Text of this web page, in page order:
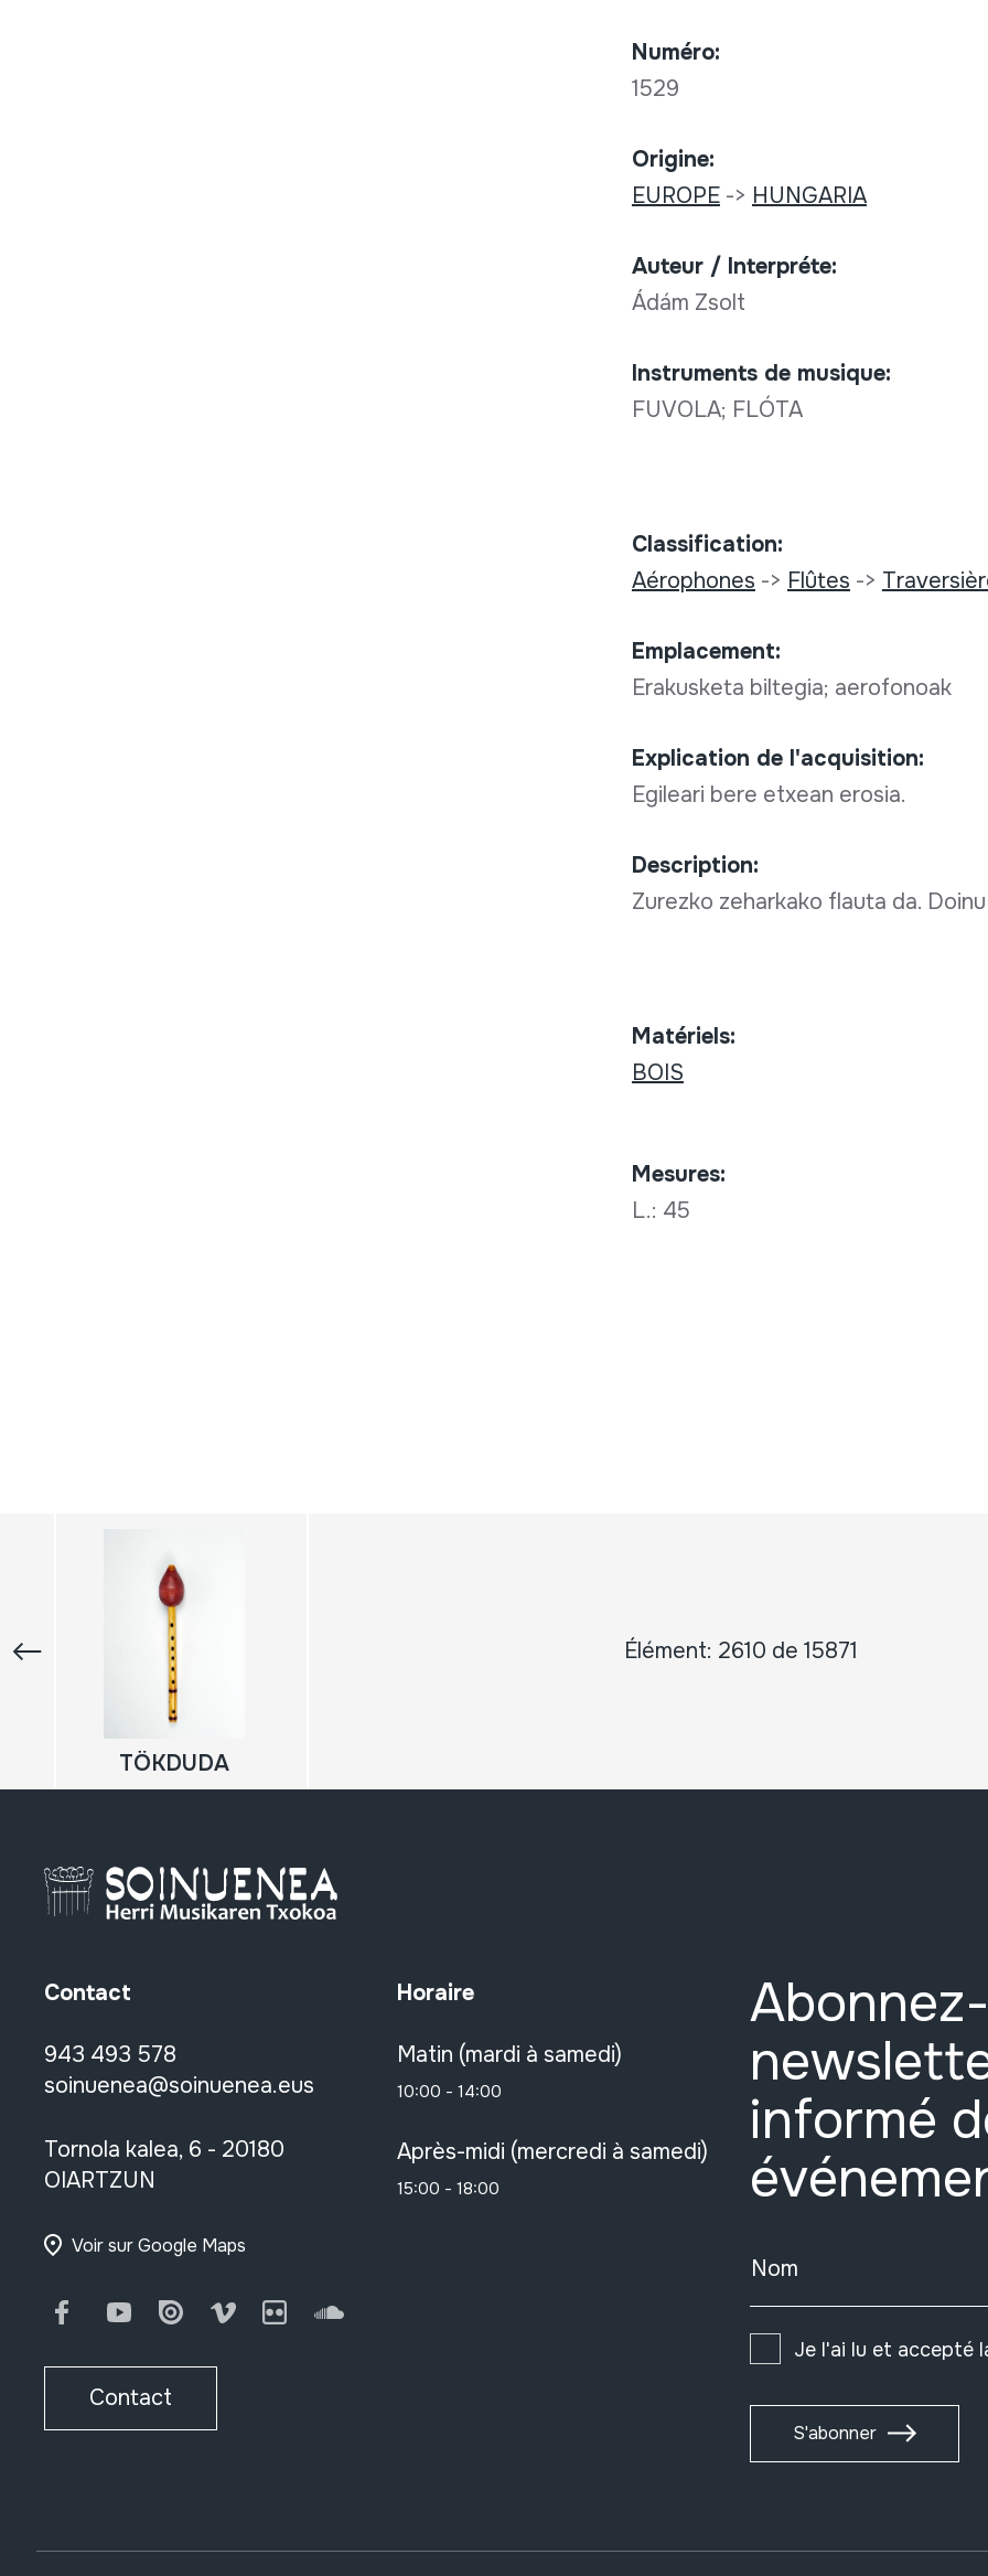
Numéro:
1529
Origine:
EUROPE-> HUNGARIA
Auteur / Interpréte:
Ádám Zsolt
Instruments de musique:
FUVOLA; FLÓTA
Classification:
Aérophones -> Flûtes ->
Emplacement:
Erakusketa biltegia; aerofonoak
Explication de l'acquisition:
Egileari bere etxean erosia.
Description:
Zurezko zeharkako flauta da.
Matériels:
BOIS
Mesures:
L.: 45
Élément: 2610 de 15871
TÖKDUDA
Contact
943 493 578
soinuenea@soinuenea.eus
Tornola kalea, 6 - 20180
OIARTZUN
Voir sur Google Maps
FacebookYoutubeIssuu Vimeo FlickrSoundCloud
Contact
Horaire
Matin (mardi à samedi)
10:00 - 14:00
Après-midi (mercredi à samedi)
15:00 - 18:00
informé
Nom
Je l'ai lu et accepté
S'abonner